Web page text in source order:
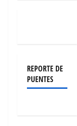
REPORTE DE
PUENTES